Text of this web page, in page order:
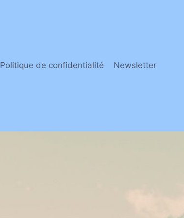
Politique de confidentialité Newsletter